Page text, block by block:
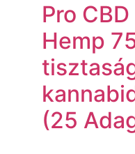
Pro
Hemp
(25